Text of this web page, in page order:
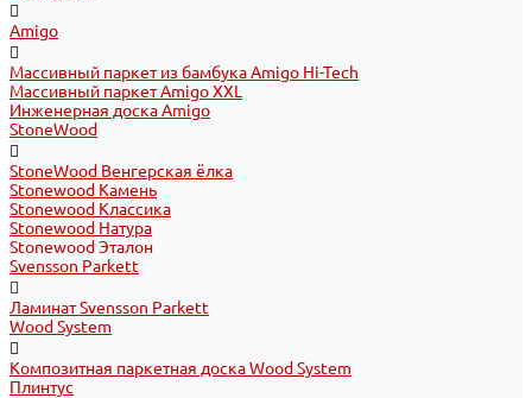
Amigo
Массивный паркет из бамбука Amigo Hi-Tech
Массивный паркет Amigo XXL
Инженерная доска Amigo
StoneWood
StoneWood Венгерская ёлка
Stonewood Камень
Stonewood Классика
Stonewood Натура
Stonewood Эталон
Svensson Parkett
Ламинат Svensson Parkett
Wood System
Композитная паркетная доска Wood System
Плинтус